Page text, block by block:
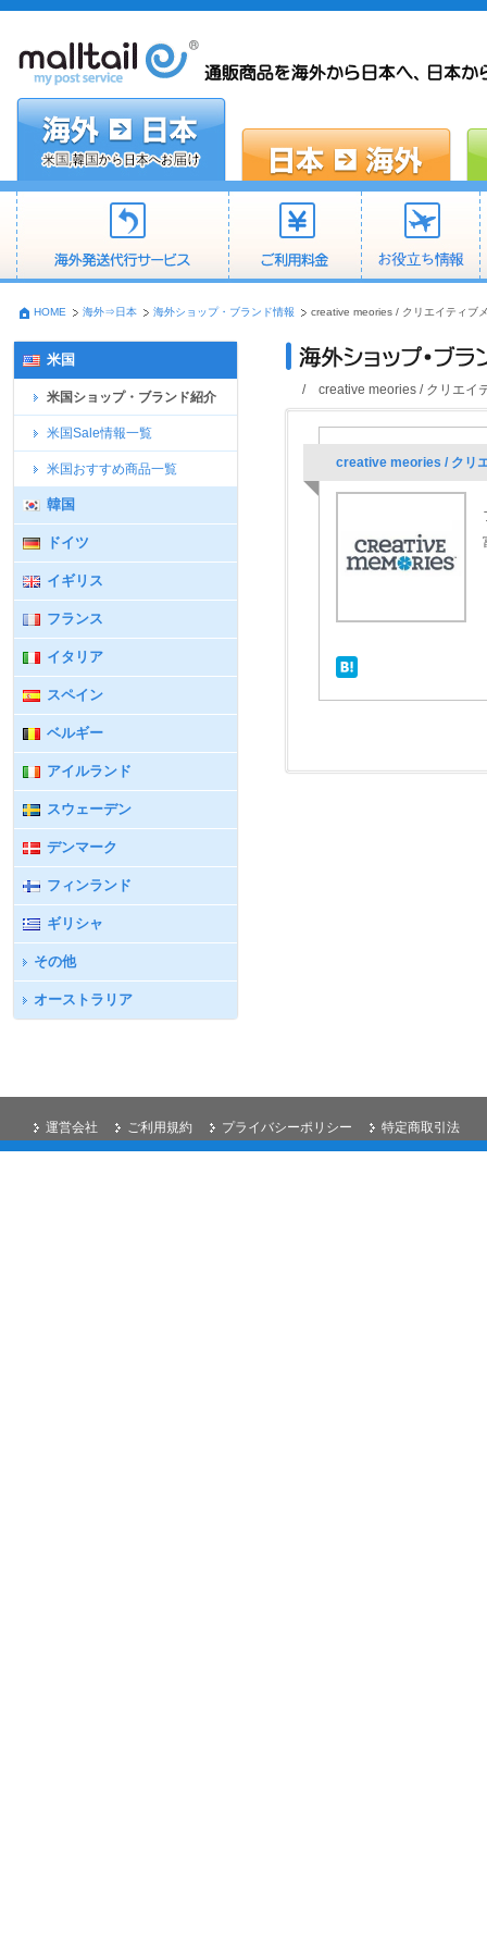
HOME 海外⇒日本 海外ショップ・ブランド情報 creative meories / クリエイティブ
米国
米国ショップ・ブランド紹介
米国Sale情報一覧
米国おすすめ商品一覧
韓国
ドイツ
イギリス
フランス
イタリア
スペイン
ベルギー
アイルランド
スウェーデン
デンマーク
フィンランド
ギリシャ
その他
オーストラリア
/ creative meories / クリエイ
creative meories / クリ
特定商取引法
プライバシーポリシー
ご利用規約
運営会社